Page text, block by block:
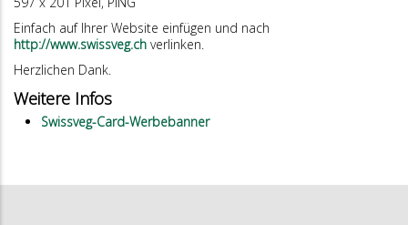
Einfach auf Ihrer Website einfügen und nach
http://www.swissveg.ch verlinken.
Herzlichen Dank.
Weitere Infos
Swissveg-Card-Werbebanner